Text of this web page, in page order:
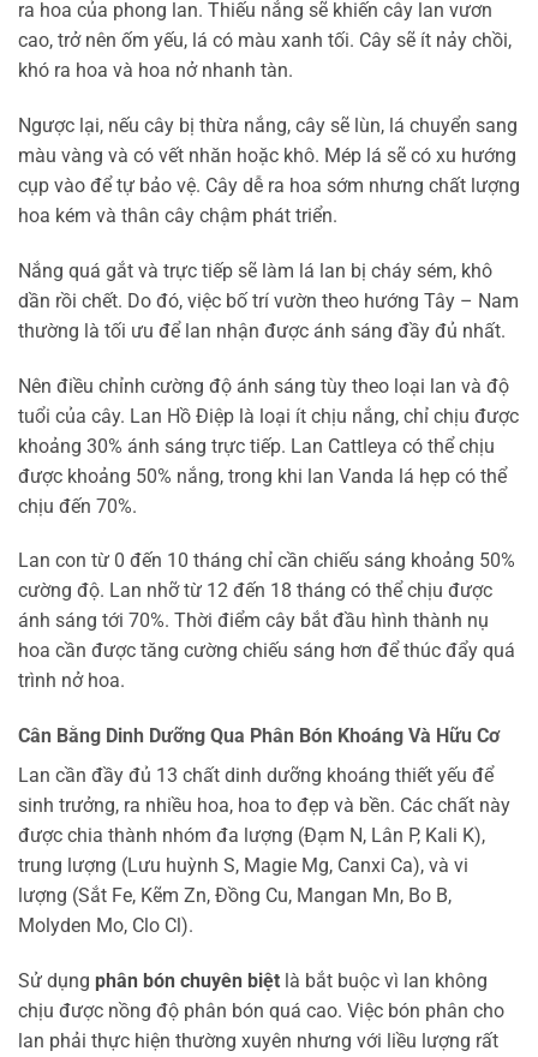
ra hoa của phong lan. Thiếu nắng sẽ khiến cây lan vươn
cao, trở nên ốm yếu, lá có màu xanh tối. Cây sẽ ít nảy chồi,
khó ra hoa và hoa nở nhanh tàn.
Ngược lại, nếu cây bị thừa nắng, cây sẽ lùn, lá chuyển sang
màu vàng và có vết nhăn hoặc khô. Mép lá sẽ có xu hướng
cụp vào để tự bảo vệ. Cây dễ ra hoa sớm nhưng chất lượng
hoa kém và thân cây chậm phát triển.
Nắng quá gắt và trực tiếp sẽ làm lá lan bị cháy sém, khô
dần rồi chết. Do đó, việc bố trí vườn theo hướng Tây – Nam
thường là tối ưu để lan nhận được ánh sáng đầy đủ nhất.
Nên điều chỉnh cường độ ánh sáng tùy theo loại lan và độ
tuổi của cây. Lan Hồ Điệp là loại ít chịu nắng, chỉ chịu được
khoảng 30% ánh sáng trực tiếp. Lan Cattleya có thể chịu
được khoảng 50% nắng, trong khi lan Vanda lá hẹp có thể
chịu đến 70%.
Lan con từ 0 đến 10 tháng chỉ cần chiếu sáng khoảng 50%
cường độ. Lan nhỡ từ 12 đến 18 tháng có thể chịu được
ánh sáng tới 70%. Thời điểm cây bắt đầu hình thành nụ
hoa cần được tăng cường chiếu sáng hơn để thúc đẩy quá
trình nở hoa.
Cân Bằng Dinh Dưỡng Qua Phân Bón Khoáng Và Hữu Cơ
Lan cần đầy đủ 13 chất dinh dưỡng khoáng thiết yếu để
sinh trưởng, ra nhiều hoa, hoa to đẹp và bền. Các chất này
được chia thành nhóm đa lượng (Đạm N, Lân P, Kali K),
trung lượng (Lưu huỳnh S, Magie Mg, Canxi Ca), và vi
lượng (Sắt Fe, Kẽm Zn, Đồng Cu, Mangan Mn, Bo B,
Molyden Mo, Clo Cl).
Sử dụng phân bón chuyên biệt là bắt buộc vì lan không
chịu được nồng độ phân bón quá cao. Việc bón phân cho
lan phải thực hiện thường xuyên nhưng với liều lượng rất